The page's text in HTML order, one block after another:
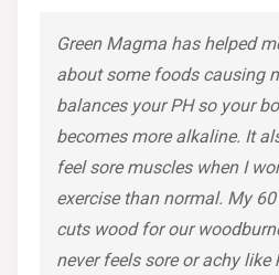
Green Magma has helped
about some foods causing
balances your PH so your
becomes more alkaline. It
feel sore muscles when I
exercise than normal. My
cuts wood for our
never feels sore or achy like